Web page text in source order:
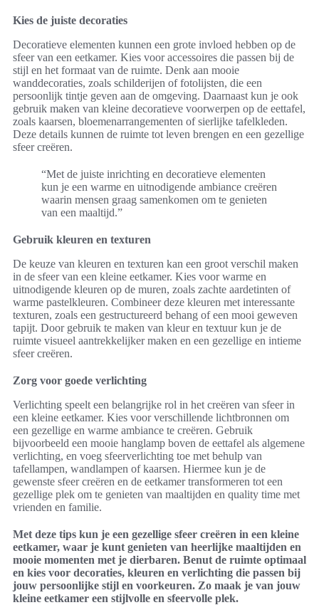
Kies de juiste decoraties
Decoratieve elementen kunnen een grote invloed hebben op de
sfeer van een eetkamer. Kies voor accessoires die passen bij de
stijl en het formaat van de ruimte. Denk aan mooie
wanddecoraties, zoals schilderijen of fotolijsten, die een
persoonlijk tintje geven aan de omgeving. Daarnaast kun je ook
gebruik maken van kleine decoratieve voorwerpen op de eettafel,
zoals kaarsen, bloemenarrangementen of sierlijke tafelkleden.
Deze details kunnen de ruimte tot leven brengen en een gezellige
sfeer creëren.
“Met de juiste inrichting en decoratieve elementen
kun je een warme en uitnodigende ambiance creëren
waarin mensen graag samenkomen om te genieten
van een maaltijd.”
Gebruik kleuren en texturen
De keuze van kleuren en texturen kan een groot verschil maken
in de sfeer van een kleine eetkamer. Kies voor warme en
uitnodigende kleuren op de muren, zoals zachte aardetinten of
warme pastelkleuren. Combineer deze kleuren met interessante
texturen, zoals een gestructureerd behang of een mooi geweven
tapijt. Door gebruik te maken van kleur en textuur kun je de
ruimte visueel aantrekkelijker maken en een gezellige en intieme
sfeer creëren.
Zorg voor goede verlichting
Verlichting speelt een belangrijke rol in het creëren van sfeer in
een kleine eetkamer. Kies voor verschillende lichtbronnen om
een gezellige en warme ambiance te creëren. Gebruik
bijvoorbeeld een mooie hanglamp boven de eettafel als algemene
verlichting, en voeg sfeerverlichting toe met behulp van
tafellampen, wandlampen of kaarsen. Hiermee kun je de
gewenste sfeer creëren en de eetkamer transformeren tot een
gezellige plek om te genieten van maaltijden en quality time met
vrienden en familie.
Met deze tips kun je een gezellige sfeer creëren in een kleine
eetkamer, waar je kunt genieten van heerlijke maaltijden en
mooie momenten met je dierbaren. Benut de ruimte optimaal
en kies voor decoraties, kleuren en verlichting die passen bij
jouw persoonlijke stijl en voorkeuren. Zo maak je van jouw
kleine eetkamer een stijlvolle en sfeervolle plek.